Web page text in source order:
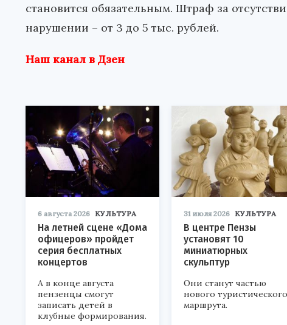
становится обязательным. Штраф за
нарушении – от 3 до 5 тыс. рублей.
Наш канал в Дзен
6 августа 2026 КУЛЬТУРА
На летней сцене «Дома
офицеров» пройдет
серия бесплатных
концертов
А в конце августа
пензенцы смогут
записать детей в
клубные формирования.
31 июля 2026 КУЛЬТУРА
В центре Пензы
установят 10
миниатюрных
скульптур
Они станут частью
нового туристического
маршрута.